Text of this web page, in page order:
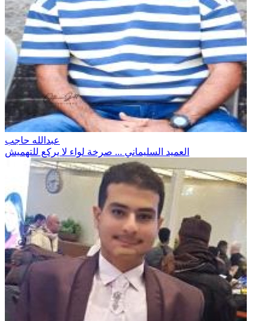
عبدالله حاجب
العميد السليماني ... صرخة لواء لا يركع للتهميش